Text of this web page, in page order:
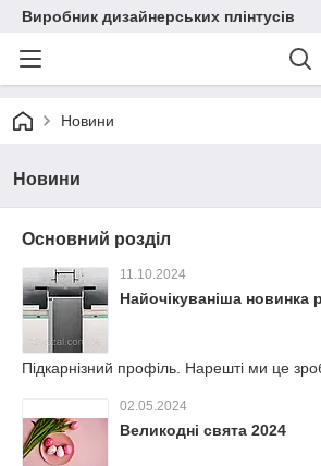
Виробник дизайнерських плінтусів
Новини
Новини
Основний розділ
11.10.2024
Найочікуваніша новинка
Підкарнізний профіль. Нарешті ми це
02.05.2024
Великодні свята 2024